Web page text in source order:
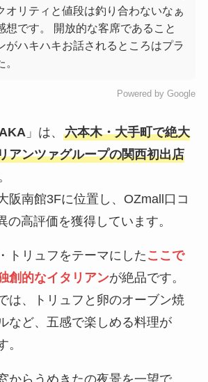
オリティと値段は釣り合わないなぁ
想です。 開放的な客席であること
がハキハキお話されるところはプラ
Powered by Google
」は、 六本木・大手町で絶大
アンツァグループの関西初出店
阪南館3Fに位置し、OZmall口コ
の高評価を獲得しています。
トリュフをテーマにした ここで
創的なイタリアンが絶品です。
は、トリュフと卵のオーブン焼
など、五感で楽しめる料理が
。